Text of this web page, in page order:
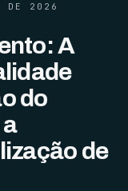
DE 2026
A
do
de